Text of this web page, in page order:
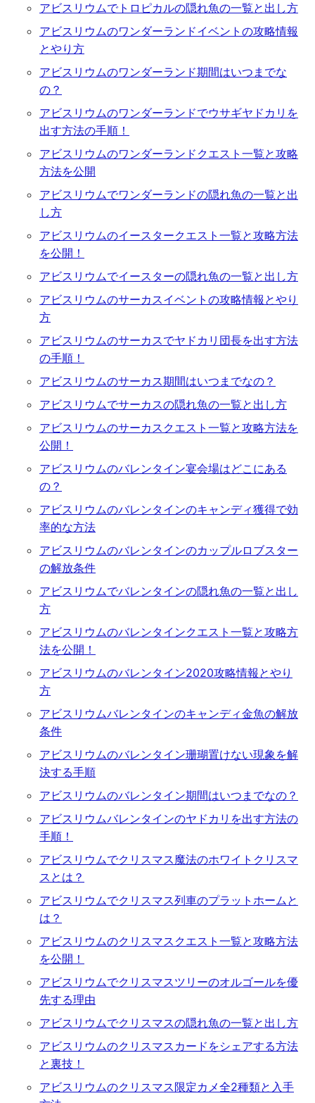
アビスリウムでトロピカルの隠れ魚の一覧と出し方
アビスリウムのワンダーランドイベントの攻略情報
とやり方
アビスリウムのワンダーランド期間はいつまでな
の？
アビスリウムのワンダーランドでウサギヤドカリを
出す方法の手順！
アビスリウムのワンダーランドクエスト一覧と攻略
方法を公開
アビスリウムでワンダーランドの隠れ魚の一覧と出
し方
アビスリウムのイースタークエスト一覧と攻略方法
を公開！
アビスリウムでイースターの隠れ魚の一覧と出し方
アビスリウムのサーカスイベントの攻略情報とやり
方
アビスリウムのサーカスでヤドカリ団長を出す方法
の手順！
アビスリウムのサーカス期間はいつまでなの？
アビスリウムでサーカスの隠れ魚の一覧と出し方
アビスリウムのサーカスクエスト一覧と攻略方法を
公開！
アビスリウムのバレンタイン宴会場はどこにある
の？
アビスリウムのバレンタインのキャンディ獲得で効
率的な方法
アビスリウムのバレンタインのカップルロブスター
の解放条件
アビスリウムでバレンタインの隠れ魚の一覧と出し
方
アビスリウムのバレンタインクエスト一覧と攻略方
法を公開！
アビスリウムのバレンタイン2020攻略情報とやり
方
アビスリウムバレンタインのキャンディ金魚の解放
条件
アビスリウムのバレンタイン珊瑚置けない現象を解
決する手順
アビスリウムのバレンタイン期間はいつまでなの？
アビスリウムバレンタインのヤドカリを出す方法の
手順！
アビスリウムでクリスマス魔法のホワイトクリスマ
スとは？
アビスリウムでクリスマス列車のプラットホームと
は？
アビスリウムのクリスマスクエスト一覧と攻略方法
を公開！
アビスリウムでクリスマスツリーのオルゴールを優
先する理由
アビスリウムでクリスマスの隠れ魚の一覧と出し方
アビスリウムのクリスマスカードをシェアする方法
と裏技！
アビスリウムのクリスマス限定カメ全2種類と入手